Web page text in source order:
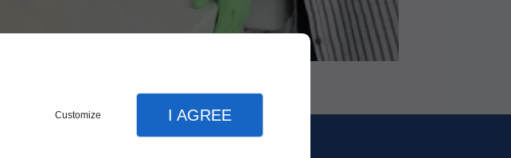
Customize I AGREE